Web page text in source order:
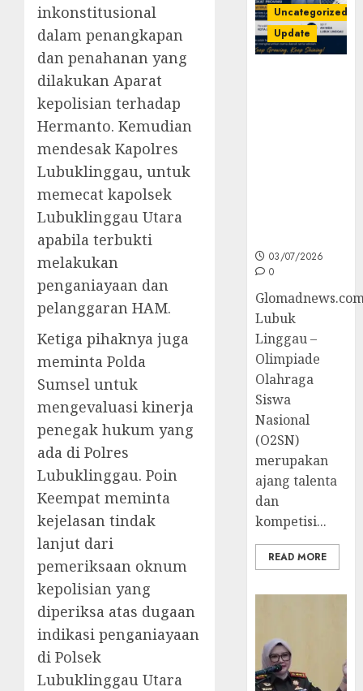
inkonstitusional
dalam penangkapan
dan penahanan yang
dilakukan Aparat
kepolisian terhadap
Hermanto. Kemudian
mendesak Kapolres
Lubuklinggau, untuk
memecat kapolsek
Lubuklinggau Utara
apabila terbukti
melakukan
penganiayaan dan
pelanggaran HAM.
Ketiga pihaknya juga
meminta Polda
Sumsel untuk
mengevaluasi kinerja
penegak hukum yang
ada di Polres
Lubuklinggau. Poin
Keempat meminta
kejelasan tindak
lanjut dari
pemeriksaan oknum
kepolisian yang
diperiksa atas dugaan
indikasi penganiayaan
di Polsek
Lubuklinggau Utara
Uncategorized
Update
03/07/2026
0
Lubuk
Linggau –
Olimpiade
Olahraga
Siswa
Nasional
(O2SN)
merupakan
ajang talenta
dan
kompetisi...
READ MORE